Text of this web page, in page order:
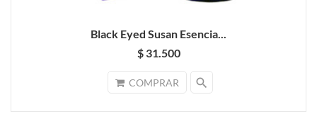
Black Eyed Susan Esencia...
$ 31.500
COMPRAR search